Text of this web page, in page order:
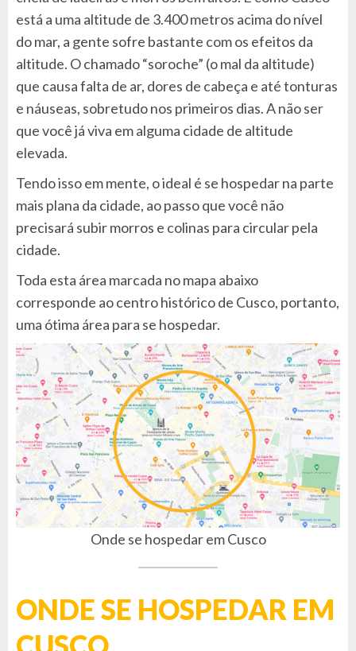
está a uma altitude de 3.400 metros acima do nível
do mar, a gente sofre bastante com os efeitos da
altitude. O chamado “soroche” (o mal da altitude)
que causa falta de ar, dores de cabeça e até tonturas
e náuseas, sobretudo nos primeiros dias. A não ser
que você já viva em alguma cidade de altitude
elevada.
Tendo isso em mente, o ideal é se hospedar na parte
mais plana da cidade, ao passo que você não
precisará subir morros e colinas para circular pela
cidade.
Toda esta área marcada no mapa abaixo
corresponde ao centro histórico de Cusco, portanto,
uma ótima área para se hospedar.
Onde se hospedar em Cusco
ONDE SE HOSPEDAR EM